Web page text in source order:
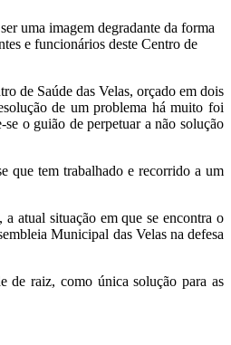
uma imagem degradante da forma
e funcionários deste Centro de
de Saúde das Velas, orçado em dois
de um problema há muito foi
o guião de perpetuar a não solução
que tem trabalhado e recorrido a um
atual situação em que se encontra o
Municipal das Velas na defesa
de raiz, como única solução para as